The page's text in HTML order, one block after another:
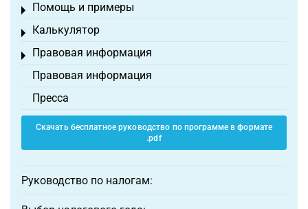
Помощь и примеры
Toggle menu
Калькулятор
Toggle menu
Правовая информация
Toggle menu
Правовая информация
Пресса
Скачать бесплатное руководство по программе в формате
.pdf
Руководство по налогам: